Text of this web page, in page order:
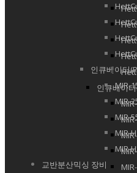
인큐베이
인큐베이터
MIR-
MIR-
MIR-
MIR-
MIR-
교반분산믹싱 장비